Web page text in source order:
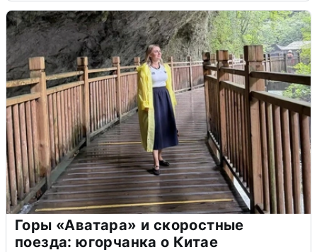
Горы «Аватара» и скоростные
поезда: югорчанка о Китае